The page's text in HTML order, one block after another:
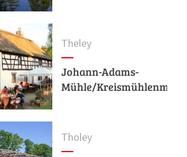
Theley
Johann-Adams-
Mühle/
Tholey